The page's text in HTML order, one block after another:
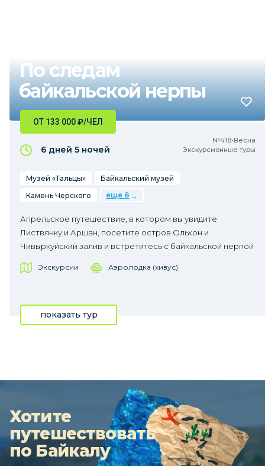
По следам
байкальской нерпы
№418•Весна
Экскурсионные туры
ОТ 133 000₽/ЧЕЛ
6 дней 5 ночей
Музей «Тальцы»
Байкальский музей
Камень Черского
еще 8
Апрельское путешествие, в котором вы увидите
Листвянку и Аршан, посетите остров Ольхон и
Чивыркуйский залив и встретитесь с байкальской нерпой
Экскурсии Аэролодка (хивус)
показать тур
Хотите
путешествовать
по Байкалу